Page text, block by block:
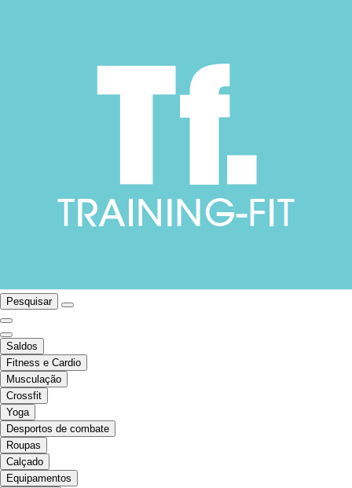
Pesquisar
Saldos
Fitness e Cardio
Musculação
Crossfit
Yoga
Desportos de combate
Roupas
Calçado
Equipamentos